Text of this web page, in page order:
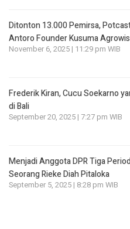
Ditonton 13.000 Pemirsa,
Antoro Founder Kusuma
November 6, 2025 | 11:29 pm WIB
Frederik Kiran, Cucu Soekarno
di Bali
September 20, 2025 | 7:27 pm WIB
Menjadi Anggota DPR Tiga
Seorang Rieke Diah Pitaloka
September 5, 2025 | 8:28 pm WIB